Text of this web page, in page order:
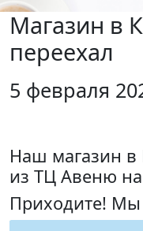
Магазин в
переехал
5 февраля
Наш магазин в
из ТЦ Авеню
Приходите! Мы